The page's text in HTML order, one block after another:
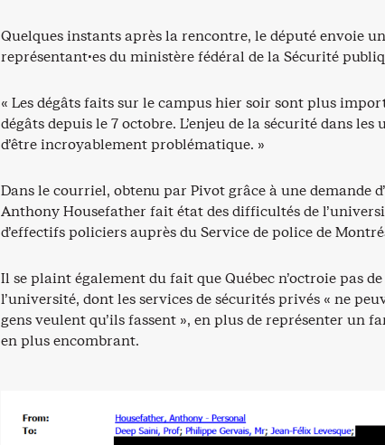
Quelques instants après la rencontre, le député envoie
représentant·es du ministère fédéral de la Sécurité
« Les dégâts faits sur le campus hier soir sont plus
dégâts depuis le 7 octobre. L’enjeu de la sécurité dans
d’être incroyablement problématique. »
Dans le courriel, obtenu par Pivot grâce à une demande
Anthony Housefather fait état des difficultés de
d’effectifs policiers auprès du Service de police de
Il se plaint également du fait que Québec n’octroie pas
l’université, dont les services de sécurités privés « ne
gens veulent qu’ils fassent », en plus de représenter un
en plus encombrant.